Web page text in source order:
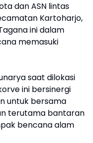
dan ASN lintas
Kartoharjo,
ini dalam
memasuki
saat dilokasi
ini bersinergi
untuk bersama
terutama bantaran
bencana alam